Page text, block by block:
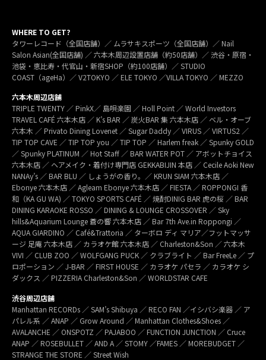
WHERE TO GET?
タワーレコード（全国店舗）／ ムラサキスポーツ（全国店舗）／ Nail
Salon Asian(全国店舗) ／ 六本木周辺設置店舗（約50店舗）／ 渋谷・原宿・
池袋・恵比寿・代官山・新宿SHOP（約100店舗）／ STUDIO
COAST（ageHa）／ V2TOKYO ／ ELE TOKYO ／VILLA TOKYO ／ MEZZO
六本木周辺店舗
TRIPLE TWENTY ／ PinkX／ 島唄楽園 ／ Holl Point ／ World Investors
TRAVEL CAFÉ 六本木店 ／ K’s BAR ／ 炭火BAR 集 六本木店 ／ ベル・オーブ
六本木 ／ Privato Dining Lovenet ／ Sugar Daddy ／ VIRUS ／ VIRTUS2 ／
TIP TOP CAVE ／ TIP TOP you ／ TIP TOP ／ Harlem freak ／ Spunky GOLD
／ Spunky PLATINUM ／ Hot Staff ／ BAR WATER POT ／ アボットチョイス
六本木店 ／ ヘアメイク・着付け専門店 GEKKABIJIN 本店 ／ Cecile Aoki New
NANAy’s ／ BAR BLU ／ しょうがの香り。／ KRUN SIAM 六本木店 ／
Ebonye 六本木店 ／ Agleam Ebonye 六本木店 ／ FIESTA ／ ROPPONGI 香
和（KA GU WA) ／ TOKYO SPORTS CAFÉ ／ 焼酎DINIG BAR 虎の桜 ／ BAR
DINING KARAOKE ROSSO ／ DINING & LOUNGE CROSSOVER ／ Sky
hills&Aquarium Lounge 蒼の響 六本木店 ／ Bar 7th Ave.in Roppongi ／
AQUA GIARDINO ／ Café&Trattoria ／ ターボロ ディ マリア／フットマッサ
ージ 足庵 六本木店 ／ カラオケ館 六本木店 ／ Charleston&Son ／ 六本木
VIVI ／ CLUB ZOO ／ WOLFGANG PUCK ／ クラブライト ／ Bar FreeLe ／ プ
ロポーション ／ J-BAR ／ FIRST HOUSE ／ カラオケ パセラ ／ カラオケ シ
ダックス ／ PIZZERIA Charleston&Son ／ WORLDSTAR CAFE
渋谷周辺店舗
Manhattan RECORDs ／ SAM’s Shibuya ／ RECO FAN ／イシバシ楽器 ／ ア
パレル系 ／ ANAP ／ Grow Around ／ Manhattan Clothes&Shoes ／
AVALANCHE ／ ONSPOTZ ／ PAJABOO ／ FUNCTION JUNCTION ／ Cruce
ANAP ／ ROSEBULLET ／ AND A ／ STOMY ／FAMES ／ MOREBUDGET ／
STRANGE THE STORE ／ Street Wish